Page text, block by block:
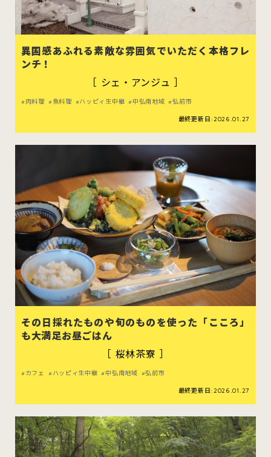
異国感あふれる素敵な雰囲気でいただく本格フレ
ンチ！
［ シェ・アンジュ ］
肉料理 魚料理 ハッピィ生中継 中弘南地域 弘前市
最終更新日:2026.01.27
その日採れたものや旬のものを使った「こころ」
も大満足お昼ごはん
［ 桜林茶寮 ］
カフェ ハッピィ生中継 中弘南地域 弘前市
最終更新日:2026.01.27